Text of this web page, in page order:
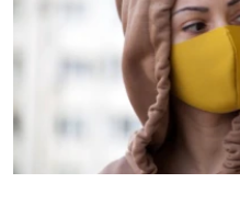
РАСПИСАНИЕ ВЕЩАНИЯ
ПОДПИШИТЕСЬ НА
СОЦИАЛЬНЫЕ СЕТИ